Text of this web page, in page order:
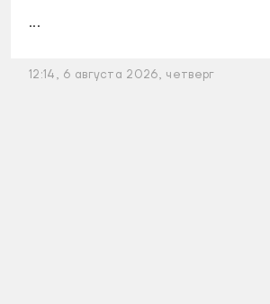
...
12:14, 6 августа 2026, четверг